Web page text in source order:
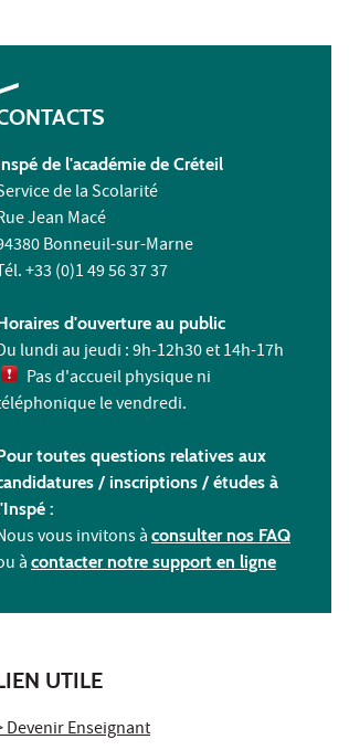
de l'académie de Créteil
de la Scolarité
Jean Macé
Bonneuil-sur-Marne
+33 (0)1 49 56 37 37
d'ouverture au public
lundi au jeudi : 9h-12h30 et 14h-17h
Pas d'accueil physique ni
le vendredi.
toutes questions relatives aux
/ inscriptions / études à
Inspé :
vous invitons à consulter nos FAQ
à contacter notre support en ligne
UTILE
Devenir Enseignant